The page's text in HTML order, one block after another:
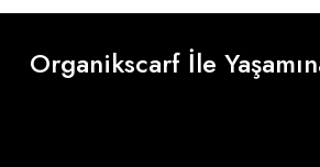
Organikscarf İle